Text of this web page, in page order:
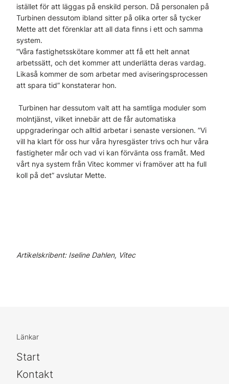
istället för att läggas på enskild person. Då personalen på
Turbinen dessutom ibland sitter på olika orter så tycker
Mette att det förenklar att all data finns i ett och samma
system.
”Våra fastighetsskötare kommer att få ett helt annat
arbetssätt, och det kommer att underlätta deras vardag.
Likaså kommer de som arbetar med aviseringsprocessen
att spara tid” konstaterar hon.
Turbinen har dessutom valt att ha samtliga moduler som
molntjänst, vilket innebär att de får automatiska
uppgraderingar och alltid arbetar i senaste versionen. ”Vi
vill ha klart för oss hur våra hyresgäster trivs och hur våra
fastigheter mår och vad vi kan förvänta oss framåt. Med
vårt nya system från Vitec kommer vi framöver att ha full
koll på det” avslutar Mette.
Artikelskribent: Iseline Dahlen, Vitec
Länkar
Start
Kontakt